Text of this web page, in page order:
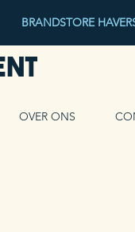
BRANDSTORE
OVER ONS